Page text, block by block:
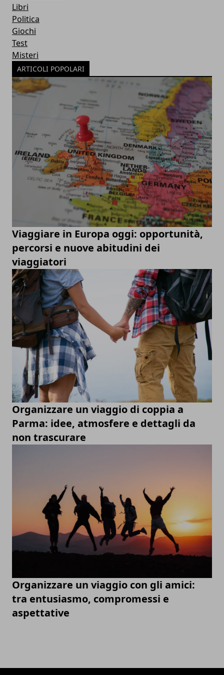
Libri
Politica
Giochi
Test
Misteri
ARTICOLI POPOLARI
Viaggiare in Europa oggi: opportunità,
percorsi e nuove abitudini dei
viaggiatori
Organizzare un viaggio di coppia a
Parma: idee, atmosfere e dettagli da
non trascurare
Organizzare un viaggio con gli amici:
tra entusiasmo, compromessi e
aspettative